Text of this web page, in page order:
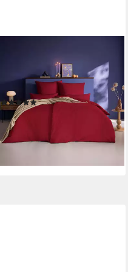
Bettwäsche Valetta, Satin, 2
teilig, Gefertigt aus
mercerisierter Baumwolle.
(3)
ab 68,46 €
-32%
lieferbar - in 6-8 Werktagen bei dir